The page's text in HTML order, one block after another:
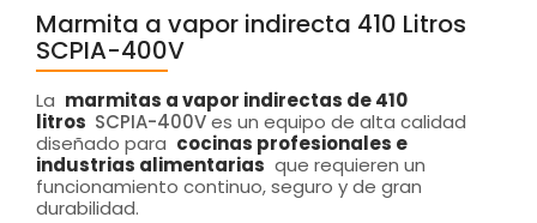
Marmita a vapor indirecta 410 Litros
SCPIA-400V
La marmitas a vapor indirectas de 410
litros SCPIA-400Ves un equipo de alta calidad
diseñado para cocinas profesionales e
industrias alimentarias que requieren un
funcionamiento continuo, seguro y de gran
durabilidad.